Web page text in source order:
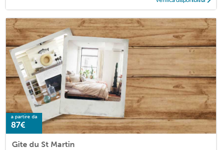
a partire da
87€
Gite du St Martin